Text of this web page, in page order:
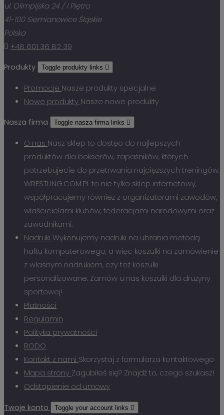
ul. Olimpijska 24 / I Piętro
41-100 Siemianowice Śląskie
Polska
 +48 601 36 82 39
Produkty Toggle produkty links 
Promocje Nasze produkty specjalne
Nowe produkty Nasze nowe produkty
Nasza firma Toggle nasza firma links 
O nas Nasz sklep to dostęo do najlepszych
produktów dla bokserów, zapaśników, których
potrzebujecie do przetrwania najcięższych treningów.
WRESTLING.COM.PL to nie tylko sklep internetowy,
współpracujemy również z organizatorami zawodów,
właścicielami klubów, federacjami narodowymi oraz
zawodnikami.
Nadruki Wykonujemy nadruki na ubrania metodą
haftu komputerowego, a więc koszulki na zamówienie
z własnym nadrukiem, czy też koszulki
personalizowane. Zamów u nas koszulki dla drużyny
sportowej!
Płatności
Regulamin
Polityka prywatności
RODO
Kontakt z nami Skorzystaj z formularza kontaktowego
Mapa strony Zagubiłeś się? Znajdź to, czego szukasz!
Odstąpienie od umowy
Twoje konto Toggle your account links 